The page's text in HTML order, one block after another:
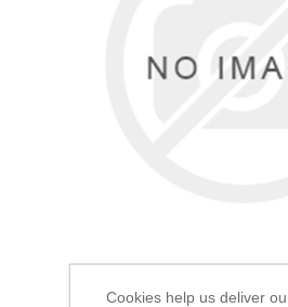
Cookies help us deliver